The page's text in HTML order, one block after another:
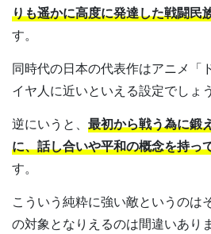
りも遥かに高度に発達した戦闘民
す。
同時代の日本の代表作はアニメ「
イヤ人に近いといえる設定でしょう
逆にいうと、 最初から戦う為に鍛
に、話し合いや平和の概念を持っ
す。
こういう純粋に強い敵というのは
の対象となりえるのは間違いあり